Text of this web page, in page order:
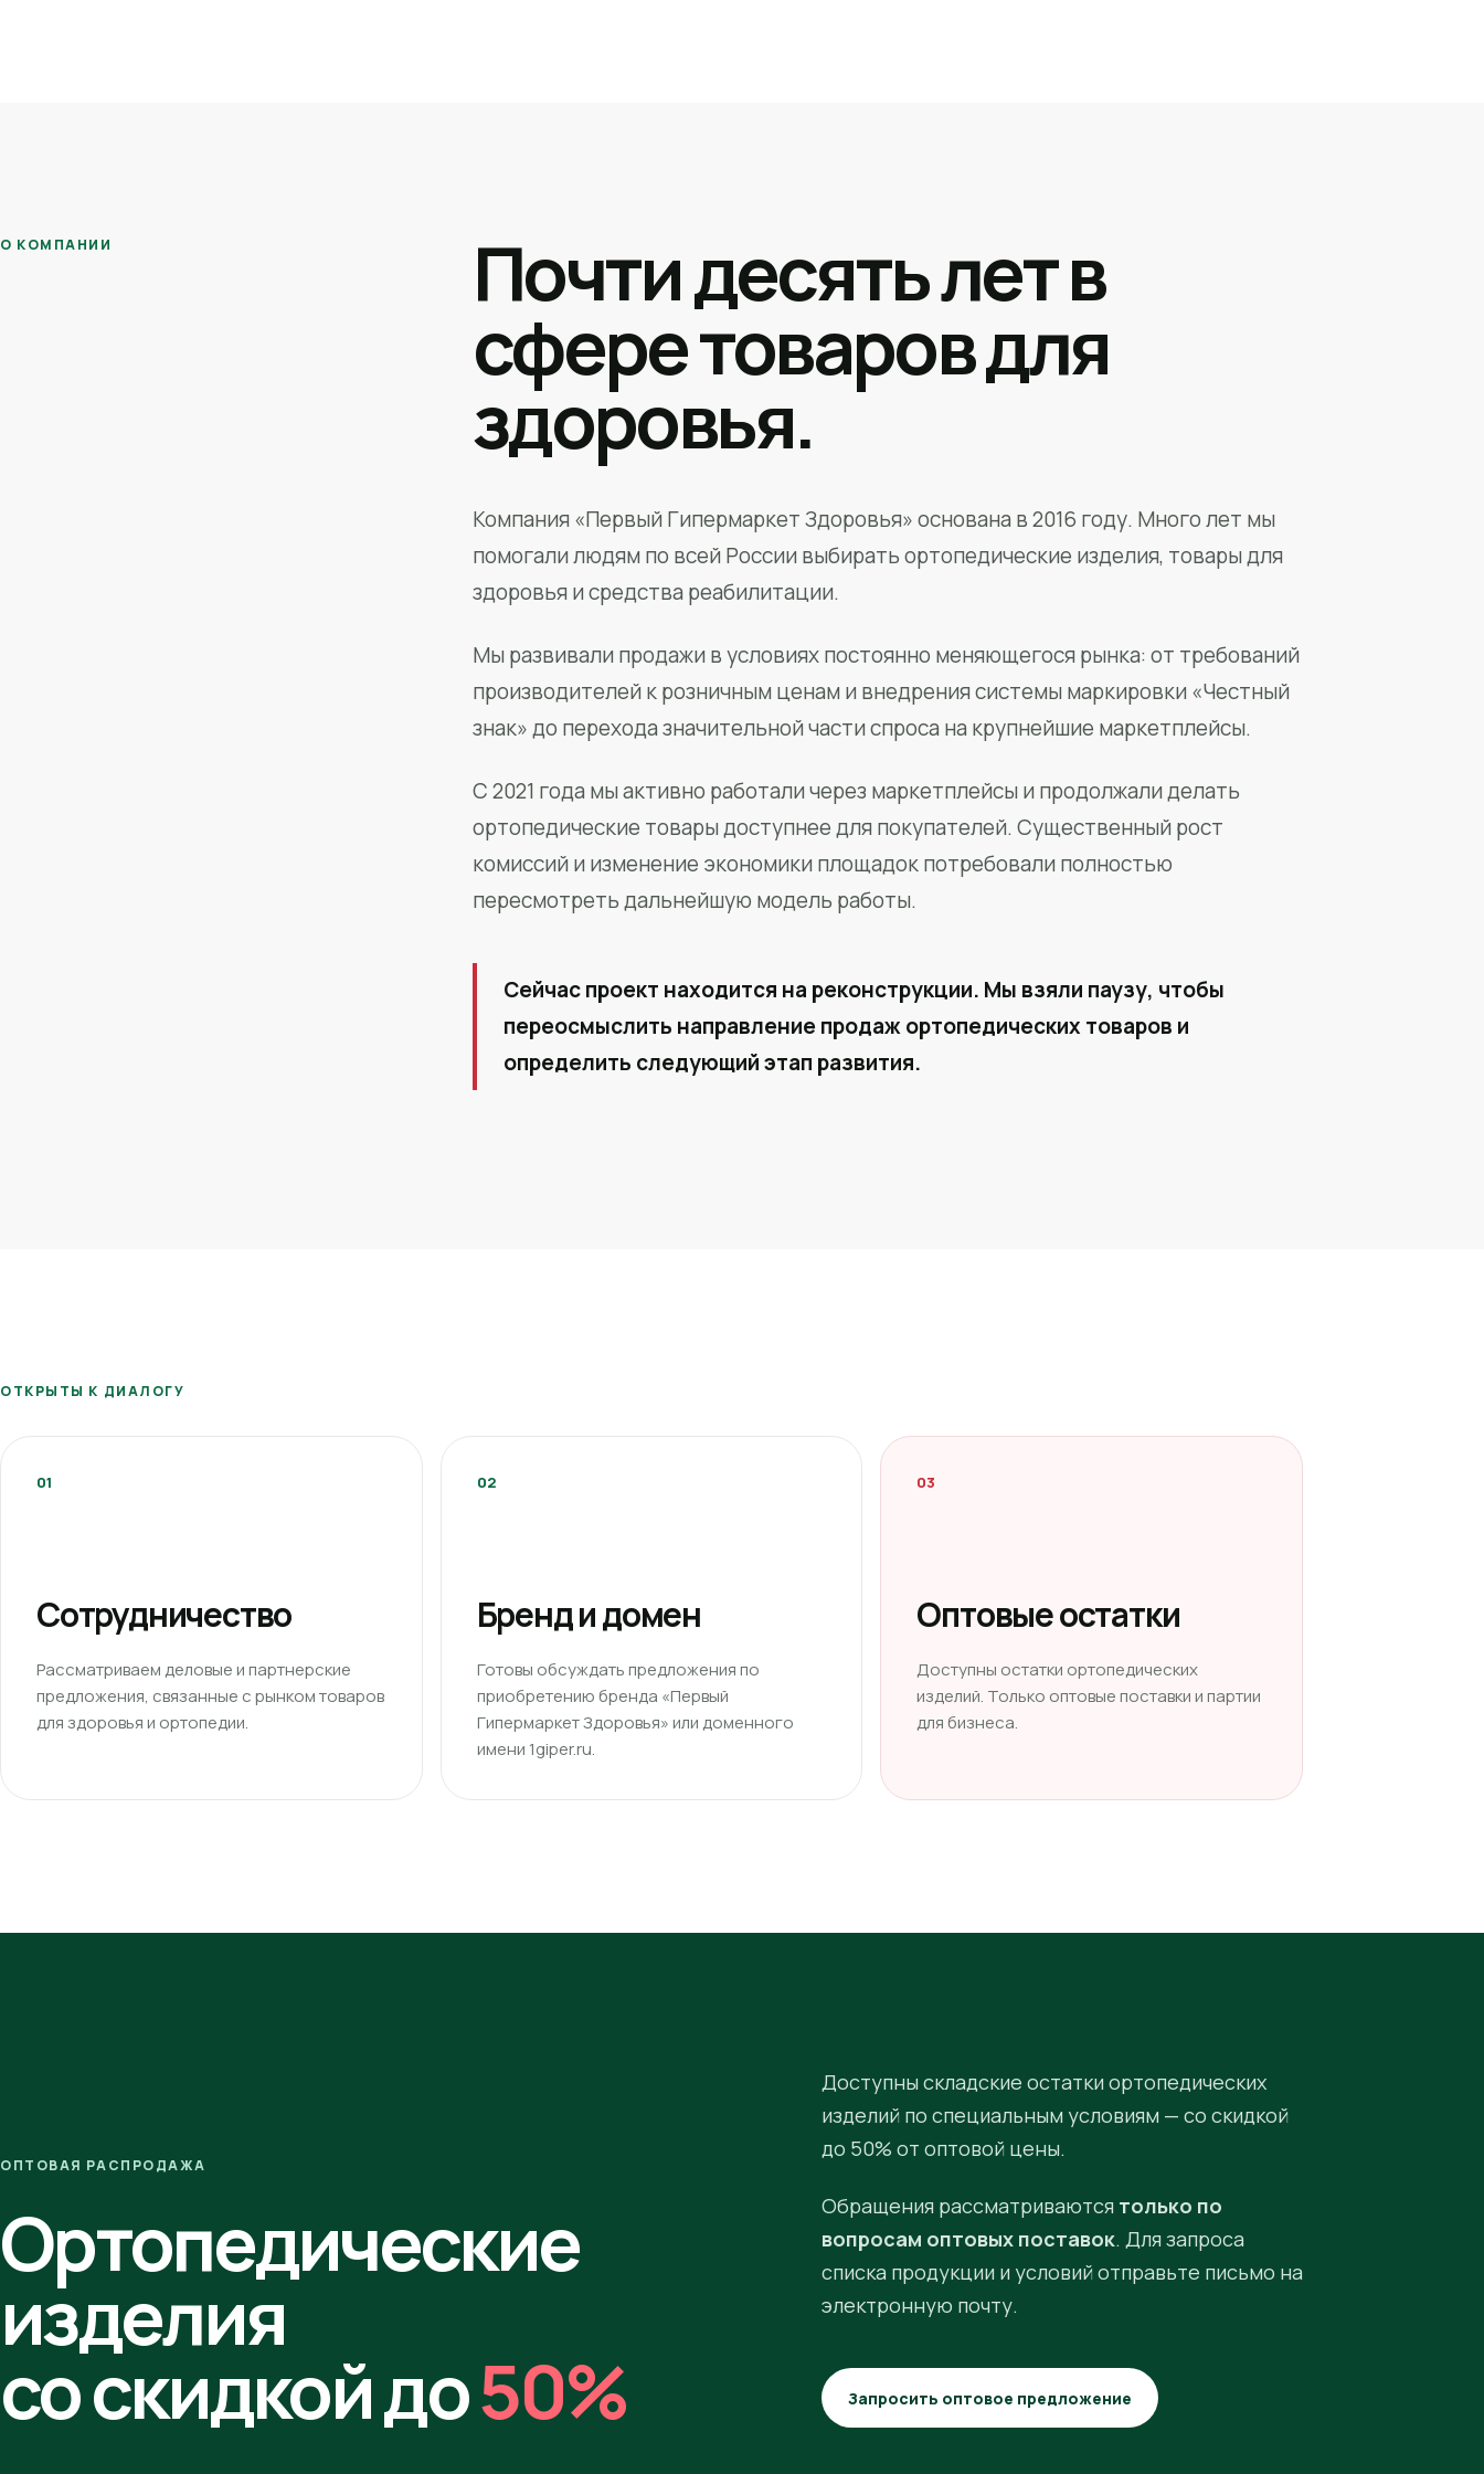
О КОМПАНИИ Почти десять лет в
сфере товаров для
здоровья.
Компания «Первый Гипермаркет Здоровья» основана в 2016 году. Много лет мы
помогали людям по всей России выбирать ортопедические изделия, товары для
здоровья и средства реабилитации.
Мы развивали продажи в условиях постоянно меняющегося рынка: от требований
производителей к розничным ценам и внедрения системы маркировки «Честный
знак» до перехода значительной части спроса на крупнейшие маркетплейсы.
С 2021 года мы активно работали через маркетплейсы и продолжали делать
ортопедические товары доступнее для покупателей. Существенный рост
комиссий и изменение экономики площадок потребовали полностью
пересмотреть дальнейшую модель работы.
Сейчас проект находится на реконструкции. Мы взяли паузу, чтобы
переосмыслить направление продаж ортопедических товаров и
определить следующий этап развития.
ОТКРЫТЫ К ДИАЛОГУ
01
Сотрудничество
Рассматриваем деловые и партнерские
предложения, связанные с рынком товаров
для здоровья и ортопедии.
02
Бренд и домен
Готовы обсуждать предложения по
приобретению бренда «Первый
Гипермаркет Здоровья» или доменного
имени 1giper.ru.
03
Оптовые остатки
Доступны остатки ортопедических
изделий. Только оптовые поставки и партии
для бизнеса.
ОПТОВАЯ РАСПРОДАЖА
Ортопедические
изделия
со скидкой до50%
Доступны складские остатки ортопедических
изделий по специальным условиям — со скидкой
до 50% от оптовой цены.
Обращения рассматриваются только по
вопросам оптовых поставок. Для запроса
списка продукции и условий отправьте письмо на
электронную почту.
Запросить оптовое предложение